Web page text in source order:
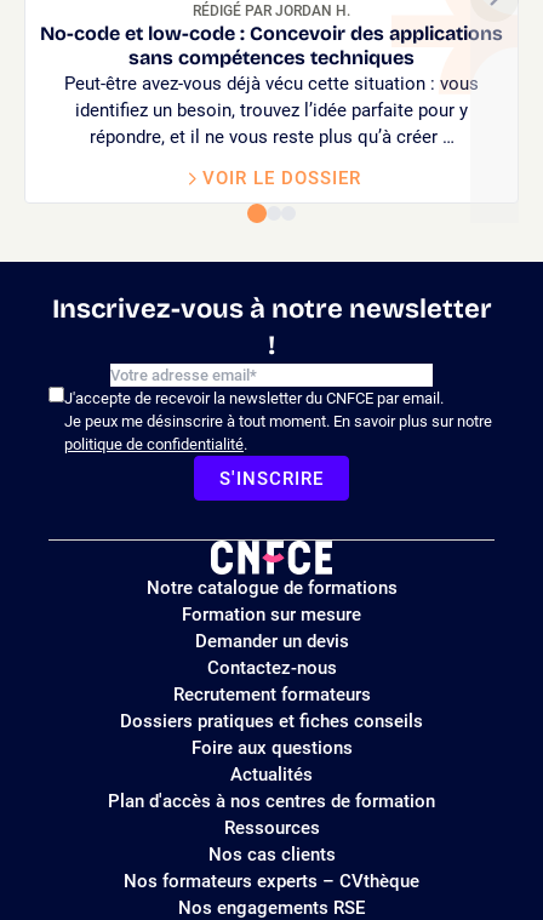
RÉDIGÉ PAR JORDAN H.
No-code et low-code : Concevoir des applications
sans compétences techniques
Peut-être avez-vous déjà vécu cette situation : vous
identifiez un besoin, trouvez l’idée parfaite pour y
répondre, et il ne vous reste plus qu’à créer …
VOIR LE DOSSIER
Inscrivez-vous à notre newsletter
!
J'accepte de recevoir la newsletter du CNFCE par email.
Je peux me désinscrire à tout moment. En savoir plus sur notre
politique de confidentialité.
S'INSCRIRE
Logo
site
Notre catalogue de formations
Formation sur mesure
Demander un devis
Contactez-nous
Recrutement formateurs
Dossiers pratiques et fiches conseils
Foire aux questions
Actualités
Plan d'accès à nos centres de formation
Ressources
Nos cas clients
Nos formateurs experts – CVthèque
Nos engagements RSE